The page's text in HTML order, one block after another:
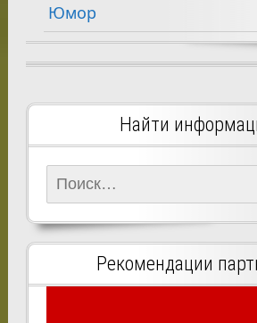
Юмор
Найти
Найти:
Рекомендации